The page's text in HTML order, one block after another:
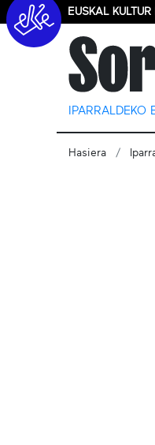
EUSKAL
IPARRALDEKO
Hasiera